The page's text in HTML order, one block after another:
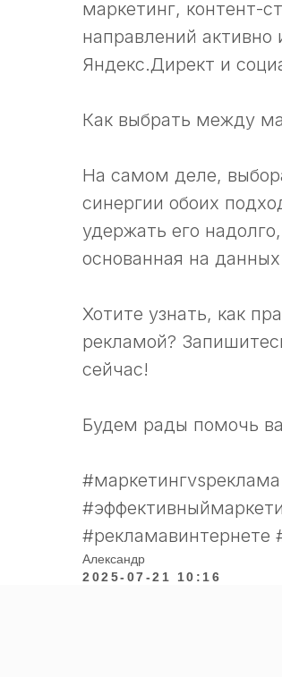
маркетинг, контент-
направлений
Яндекс.Директ и
Как выбрать между
На самом деле,
синергии обоих
удержать его
основанная на
Хотите узнать, как
рекламой?
сейчас!
Будем рады помочь
#рекламавинтернете
Александр
2025-07-21 10:16